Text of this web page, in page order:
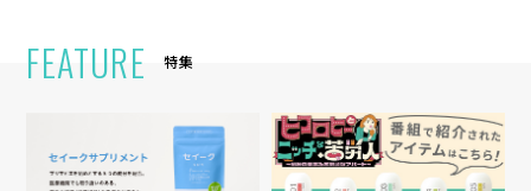
FEATURE 特集